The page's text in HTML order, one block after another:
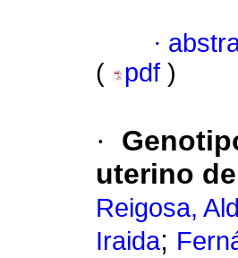
·
(
pdf )
·
uterino
Reigosa,
Iraida;